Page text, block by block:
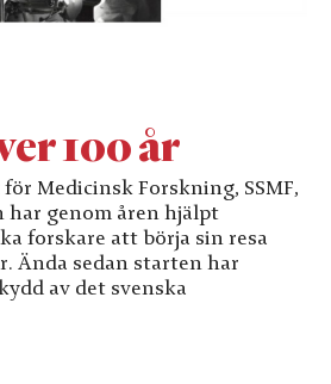
100 år
Medicinsk Forskning, SSMF,
har genom åren hjälpt
forskare att börja sin resa
Ända sedan starten har
av det svenska